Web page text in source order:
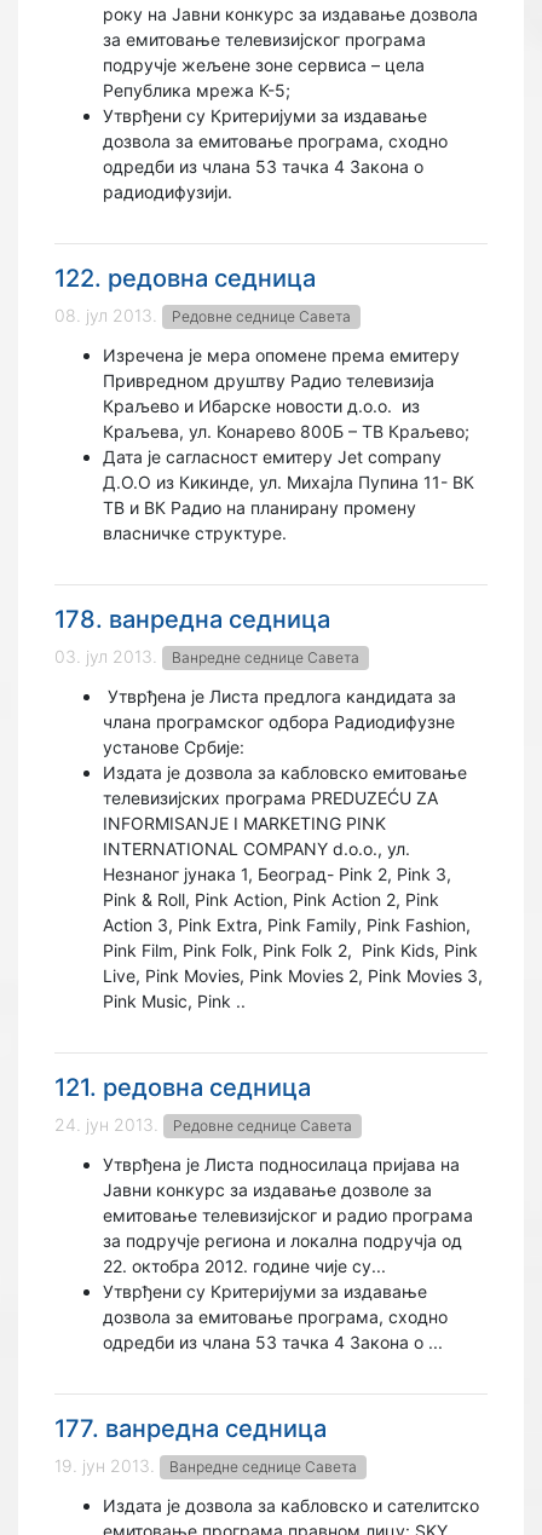
року на Јавни конкурс за издавање дозвола
за емитовање телевизијског програма
подручје жељене зоне сервиса – цела
Република мрежа К-5;
Утврђени су Критеријуми за издавање
дозвола за емитовање програма, сходно
одредби из члана 53 тачка 4 Закона о
радиодифузији.
122. редовна седница
08. јул 2013. Редовне седнице Савета
Изречена је мера опомене према емитеру
Привредном друштву Радио телевизија
Краљево и Ибарске новости д.о.о. из
Краљева, ул. Конарево 800Б – ТВ Краљево;
Дата је сагласност емитеру Jet company
Д.О.О из Кикинде, ул. Михајла Пупина 11- ВК
ТВ и ВК Радио на планирану промену
власничке структуре.
178. ванредна седница
03. јул 2013. Ванредне седнице Савета
Утврђена је Листа предлога кандидата за
члана програмског одбора Радиодифузне
установе Србије:
Издата је дозволa за кабловско емитовање
телевизијских програма PREDUZEĆU ZA
INFORMISANJE I MARKETING PINK
INTERNATIONAL COMPANY d.o.o., ул.
Незнаног јунака 1, Београд- Pink 2, Pink 3,
Pink & Roll, Pink Action, Pink Action 2, Pink
Action 3, Pink Extra, Pink Family, Pink Fashion,
Pink Film, Pink Folk, Pink Folk 2, Pink Kids, Pink
Live, Pink Movies, Pink Movies 2, Pink Movies 3,
Pink Music, Pink ..
121. редовна седница
24. јун 2013. Редовне седнице Савета
Утврђена је Листа подносилаца пријава на
Јавни конкурс за издавање дозволе за
емитовање телевизијског и радио програма
за подручје региона и локална подручја од
22. октобра 2012. године чије су...
Утврђени су Критеријуми за издавање
дозвола за емитовање програма, сходно
одредби из члана 53 тачка 4 Закона о ...
177. ванредна седница
19. јун 2013. Ванредне седнице Савета
Издата је дозвола за кабловско и сателитско
емитовање програма правном лицу: SKY